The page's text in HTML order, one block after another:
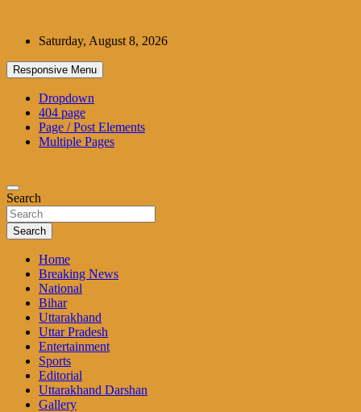
contentSaturday, August 8, 2026
Responsive Menu
Dropdown
404 page
Page / Post Elements
Multiple Pages
Search
Search
Home
Breaking News
National
Bihar
Uttarakhand
Uttar Pradesh
Entertainment
Sports
Editorial
Uttarakhand Darshan
Gallery